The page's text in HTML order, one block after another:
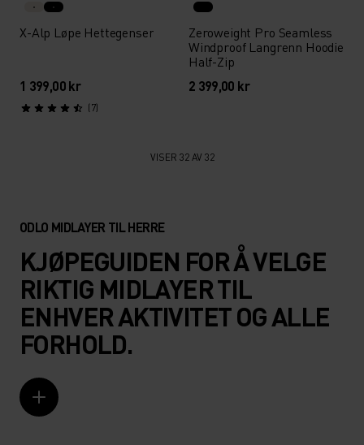
X-Alp Løpe Hettegenser
1 399,00 kr
(7)
Zeroweight Pro Seamless
Windproof Langrenn Hoodie
Half-Zip
2 399,00 kr
VISER 32 AV 32
ODLO MIDLAYER TIL HERRE
KJØPEGUIDEN FOR Å VELGE
RIKTIG MIDLAYER TIL
ENHVER AKTIVITET OG ALLE
FORHOLD.